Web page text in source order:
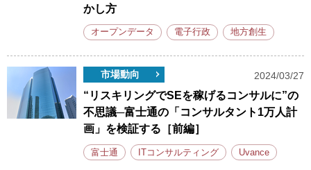
かし方
オープンデータ 電子行政 地方創生
市場動向 2024/03/27
“リスキリングでSEを稼げるコンサルに”の
不思議─富士通の「コンサルタント1万人計
画」を検証する［前編］
富士通 ITコンサルティング Uvance